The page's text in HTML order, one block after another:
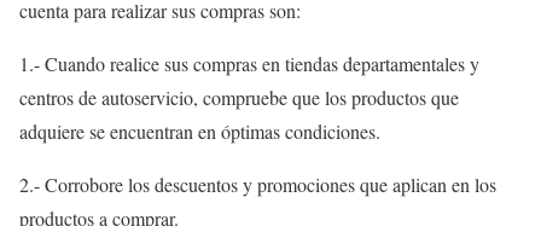
cuenta para realizar sus compras son:
1.- Cuando realice sus compras en tiendas departamentales y
centros de autoservicio, compruebe que los productos que
adquiere se encuentran en óptimas condiciones.
2.- Corrobore los descuentos y promociones que aplican en los
productos a comprar.